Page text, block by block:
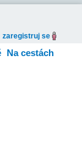
zaregistruj se
Na cestách